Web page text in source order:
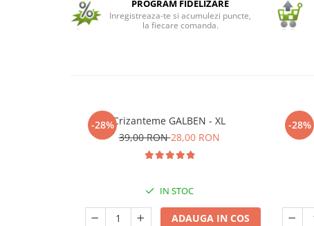
Seminte de Ierburi
PROGRAM FIDELIZARE
Inregistreaza-te si acumulezi puncte,
la fiecare comanda.
-28%Crizanteme GALBEN - XL
39,00 RON28,00 RON
IN STOC
ADAUGA IN COS
-28%